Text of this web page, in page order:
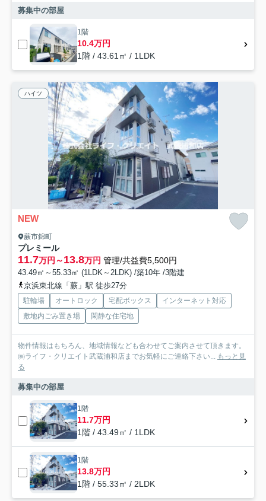
募集中の部屋
1階
10.4万円
1階 / 43.61㎡ / 1LDK
ハイツ
NEW
蕨市錦町
プレミール
11.7万円～13.8万円 管理/共益費5,500円
43.49㎡～55.33㎡ (1LDK～2LDK) /築10年 /3階建
京浜東北線「蕨」駅 徒歩27分
駐輪場 オートロック 宅配ボックス
インターネット対応
敷地内ごみ置き場
閑静な住宅地
物件情報はもちろん、地域情報なども合わせてご案内させて頂きます。
㈱ライフ・クリエイト武蔵浦和店までお気軽にご連絡下さい... もっと見
る
募集中の部屋
1階
11.7万円
1階 / 43.49㎡ / 1LDK
1階
13.8万円
1階 / 55.33㎡ / 2LDK